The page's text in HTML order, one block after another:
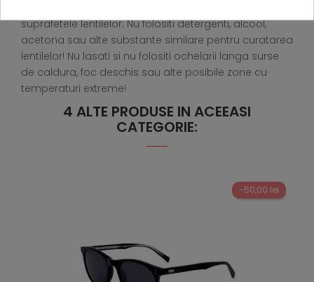
suprafetele lentilelor. Nu folositi detergenti, alcool,
acetona sau alte substante similare pentru curatarea
lentilelor! Nu lasati si nu folositi ochelarii langa surse
de caldura, foc deschis sau alte posibile zone cu
temperaturi extreme!
4 ALTE PRODUSE IN ACEEASI
CATEGORIE:
-50,00 lei